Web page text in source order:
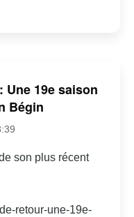
19e saison
Bégin
son plus récent
retour-une-19e-